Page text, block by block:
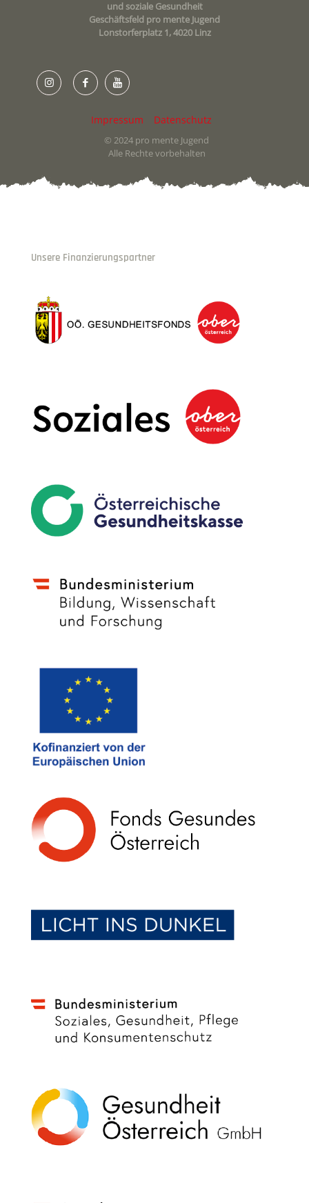
und soziale Gesundheit
Geschäftsfeld pro mente Jugend
Lonstorferplatz 1, 4020 Linz
Impressum Datenschutz
© 2024 pro mente Jugend
Alle Rechte vorbehalten
Unsere Finanzierungspartner